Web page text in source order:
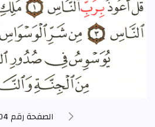
الصفحة رقم 604